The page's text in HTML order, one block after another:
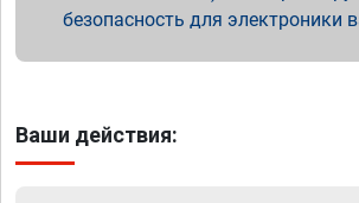
безопасность для электроники
Ваши действия: